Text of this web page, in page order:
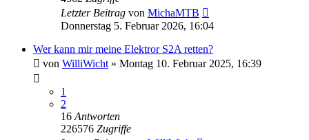
Letzter Beitrag von MichaMTB
Donnerstag 5. Februar 2026, 16:04
Wer kann mir meine Elektror S2A retten?
von WilliWicht » Montag 10. Februar 2025, 16:39
1
2
16 Antworten
226576 Zugriffe